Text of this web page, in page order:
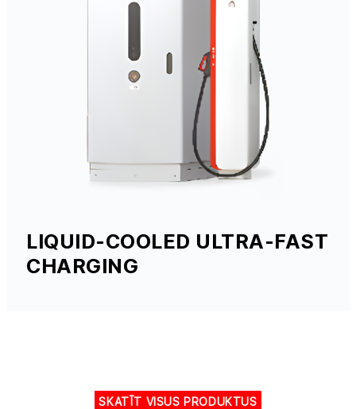
LIQUID-COOLED ULTRA-FAST
CHARGING
SKATĪT VISUS PRODUKTUS